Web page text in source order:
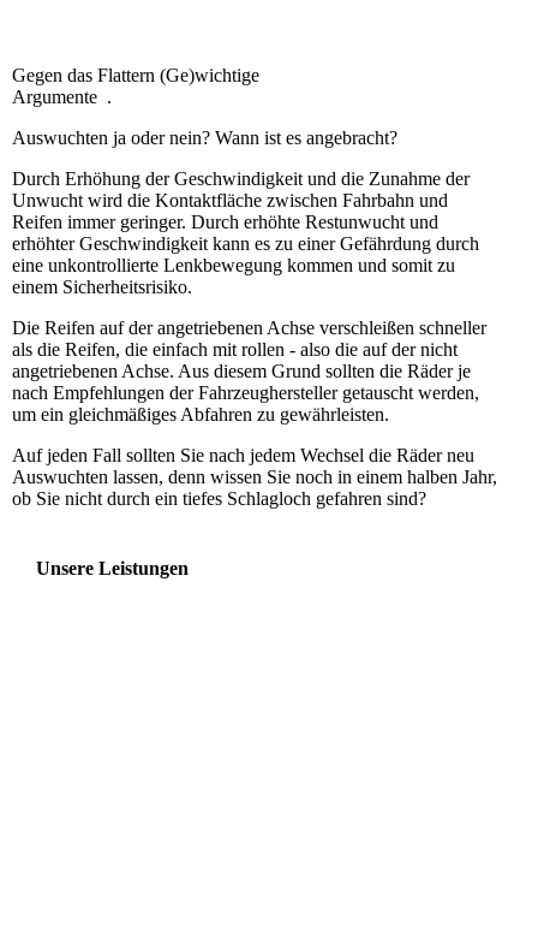
Gegen das Flattern (Ge)wichtige
Argumente .
Auswuchten ja oder nein? Wann ist es angebracht?
Durch Erhöhung der Geschwindigkeit und die Zunahme der
Unwucht wird die Kontaktfläche zwischen Fahrbahn und
Reifen immer geringer. Durch erhöhte Restunwucht und
erhöhter Geschwindigkeit kann es zu einer Gefährdung durch
eine unkontrollierte Lenkbewegung kommen und somit zu
einem Sicherheitsrisiko.
Die Reifen auf der angetriebenen Achse verschleißen schneller
als die Reifen, die einfach mit rollen - also die auf der nicht
angetriebenen Achse. Aus diesem Grund sollten die Räder je
nach Empfehlungen der Fahrzeughersteller getauscht werden,
um ein gleichmäßiges Abfahren zu gewährleisten.
Auf jeden Fall sollten Sie nach jedem Wechsel die Räder neu
Auswuchten lassen, denn wissen Sie noch in einem halben Jahr,
ob Sie nicht durch ein tiefes Schlagloch gefahren sind?
Unsere Leistungen